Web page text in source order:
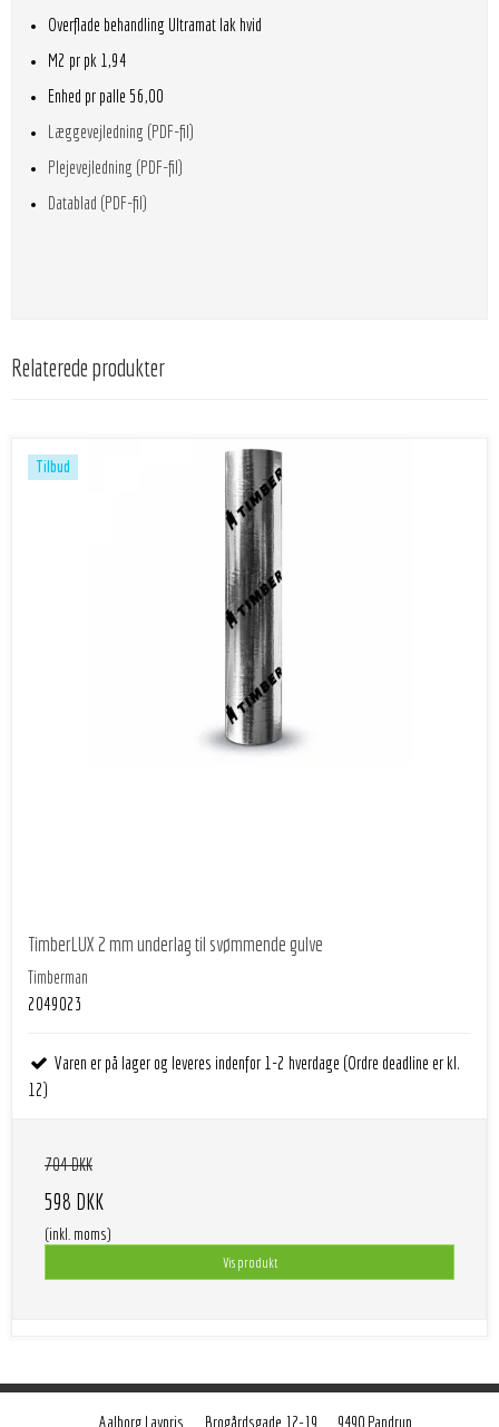
Overflade behandling Ultramat lak hvid
M2 pr pk 1,94
Enhed pr palle 56,00
Læggevejledning (PDF-fil)
Plejevejledning (PDF-fil)
Datablad (PDF-fil)
Relaterede produkter
Tilbud
TimberLUX 2 mm underlag til svømmende gulve
Timberman
2049023
Varen er på lager og leveres indenfor 1-2 hverdage (Ordre deadline er kl.
12)
704 DKK
598 DKK
(inkl. moms)
Vis produkt
Aalborg Lavpris Brogårdsgade 12-19 9490 Pandrup